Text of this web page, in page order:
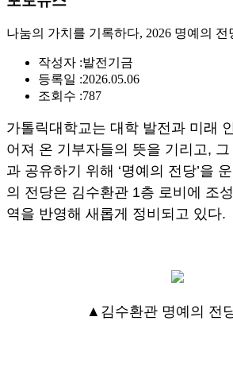
나눔의 가치를 기록하다, 2026 명예의 전
작성자 :발전기금
등록일 :2026.05.06
조회수 :787
가톨릭대학교는 대학 발전과 미래
어져 온 기부자들의 뜻을 기리고,
과 공유하기 위해 ‘명예의 전당’을
의 전당은 김수환관 1층 로비에 조
역을 반영해 새롭게 정비되고 있다.
▲김수환관 명예의 전